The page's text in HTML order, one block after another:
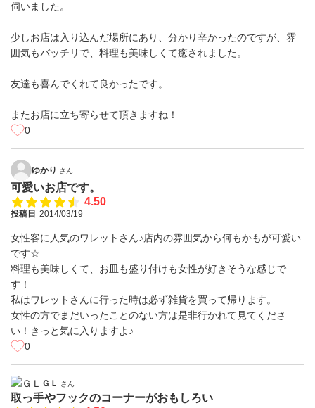
伺いました。
少しお店は入り込んだ場所にあり、分かり辛かったのですが、雰
囲気もバッチリで、料理も美味しくて癒されました。
友達も喜んでくれて良かったです。
またお店に立ち寄らせて頂きますね！
0
ゆかり さん
可愛いお店です。
4.50
投稿日 2014/03/19
女性客に人気のワレットさん♪店内の雰囲気から何もかもが可愛い
です☆
料理も美味しくて、お皿も盛り付けも女性が好きそうな感じで
す！
私はワレットさんに行った時は必ず雑貨を買って帰ります。
女性の方でまだいったことのない方は是非行かれて見てくださ
い！きっと気に入りますよ♪
0
ＧＬ さん
取っ手やフックのコーナーがおもしろい